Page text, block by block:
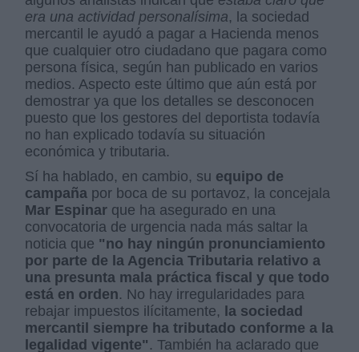
era una actividad personalísima, la sociedad
mercantil le ayudó a pagar a Hacienda menos
que cualquier otro ciudadano que pagara como
persona física, según han publicado en varios
medios. Aspecto este último que aún está por
demostrar ya que los detalles se desconocen
puesto que los gestores del deportista todavía
no han explicado todavía su situación
económica y tributaria.
Sí ha hablado, en cambio, su equipo de
campaña por boca de su portavoz, la concejala
Mar Espinar que ha asegurado en una
convocatoria de urgencia nada más saltar la
noticia que "no hay ningún pronunciamiento
por parte de la Agencia Tributaria relativo a
una presunta mala práctica fiscal y que todo
está en orden. No hay irregularidades para
rebajar impuestos ilícitamente,
la sociedad
mercantil siempre ha tributado conforme a la
legalidad vigente" . También ha aclarado que